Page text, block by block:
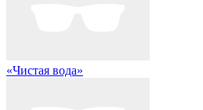
«Чистая вода»